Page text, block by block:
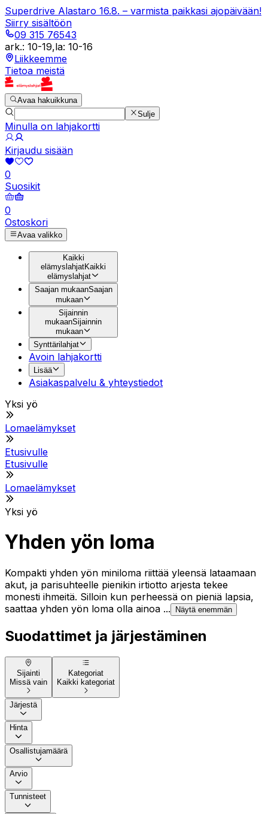
Superdrive Alastaro 16.8. – varmista paikkasi ajopäivään!
Siirry sisältöön
09 315 76543
ark.: 10-19,la: 10-16
Liikkeemme
Tietoa meistä
Avaa hakuikkuna
Sulje
Minulla on lahjakortti
Kirjaudu sisään
0
Suosikit
0
Ostoskori
Avaa valikko
Kaikki
elämyslahjatKaikki
elämyslahjat
Saajan mukaanSaajan
mukaan
Sijainnin
mukaanSijainnin
mukaan
Synttärilahjat
Avoin lahjakortti
Lisää
Asiakaspalvelu & yhteystiedot
Yksi yö
Lomaelämykset
Etusivulle
Etusivulle
Lomaelämykset
Yksi yö
Yhden yön loma
Kompakti yhden yön miniloma riittää yleensä lataamaan
akut, ja parisuhteelle pienikin irtiotto arjesta tekee
monesti ihmeitä. Silloin kun perheessä on pieniä lapsia,
saattaa yhden yön loma olla ainoa ...
Näytä enemmän
Suodattimet ja järjestäminen
Sijainti
Missä vain
Kategoriat
Kaikki kategoriat
Järjestä
Hinta
Osallistujamäärä
Arvio
Tunnisteet